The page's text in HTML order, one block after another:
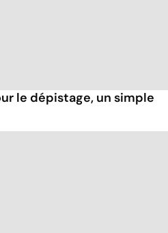
le dépistage, un simple